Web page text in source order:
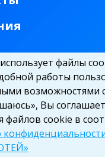
файлы
работы
возможностями
Вы
файлов cookie в